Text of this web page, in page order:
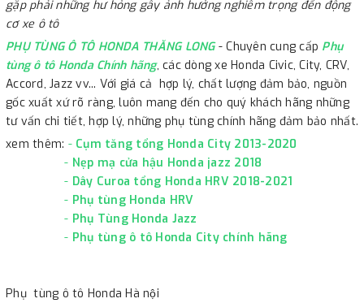
gặp phải những hư hỏng gây ảnh hưởng nghiêm trọng đến động
cơ xe ô tô
PHỤ TÙNG Ô TÔ HONDA THĂNG LONG- Chuyên cung cấp Phụ
tùng ô tô Honda Chính hãng, các dòng xe Honda Civic, City, CRV,
Accord, Jazz vv... Với giá cả hợp lý, chất lượng đảm bảo, nguồn
gốc xuất xứ rõ ràng, luôn mang đến cho quý khách hãng những
tư vấn chi tiết, hợp lý, những phụ tùng chính hãng đảm bảo nhất.
xem thêm: - Cụm tăng tổng Honda City 2013-2020
- Nẹp mạ cửa hậu Honda jazz 2018
- Dây Curoa tổng Honda HRV 2018-2021
- Phụ tùng Honda HRV
- Phụ Tùng Honda Jazz
- Phụ tùng ô tô Honda City chính hãng
Phụ tùng ô tô Honda Hà nội